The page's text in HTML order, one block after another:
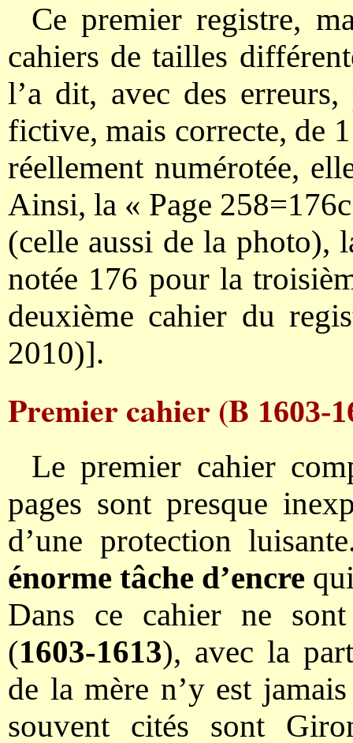
Ce premier registre,
cahiers de tailles
l’a dit, avec des
fictive, mais correcte, de
réellement numérotée,
Ainsi, la « Page
(celle aussi de la photo),
notée 176 pour la
deuxième cahier du
2010)].
Premier cahier (B 1603-
Le premier cahier
pages sont presque
d’une protection
énorme tâche d’encre
Dans ce cahier ne sont
(1603-1613), avec la
de la mère n’y est
souvent cités sont